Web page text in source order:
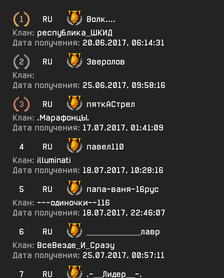
1 RU
Волк....
Клан: республика_ШКИД
Дата получения: 20.06.2017, 06:14:31
2
RU
3веролов
Клан:
Дата получения: 25.06.2017, 09:58:16
3
RU
пяткАСтрел
Клан: .МарафонцЫ.
Дата получения: 17.07.2017, 01:41:09
4
RU
павел110
Клан: illuminati
Дата получения: 18.07.2017, 10:28:16
5
RU
папа-ваня-16рус
Клан: ---одиночки--116
Дата получения: 18.07.2017, 22:46:07
6
RU
____________лавр
Клан: ВсеВезде_И_Сразу
Дата получения: 25.07.2017, 00:57:11
7
RU
.-__Лидер__-.